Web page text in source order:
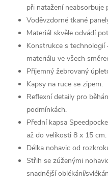
při natažení neabsorbuje
Voděvzdorné tkané
Materiál skvěle odvádí
Konstrukce s
materiálu ve všech
Příjemný žebrovaný
Kapsy na ruce se zipem.
Reflexní detaily pro
podmínkách.
Přední kapsa
až do velikosti 8 x 15 cm.
Délka nohavic od
Střih se zúženými
snadnější oblékání/